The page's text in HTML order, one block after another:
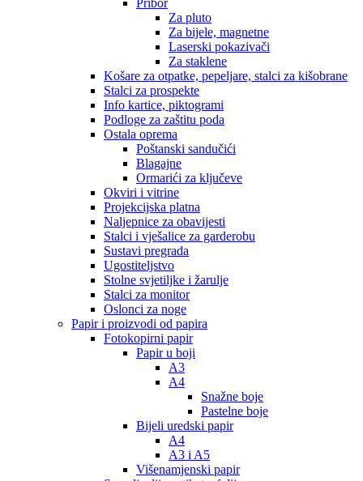
Pribor
Za pluto
Za bijele, magnetne
Laserski pokazivači
Za staklene
Košare za otpatke, pepeljare, stalci za kišobrane
Stalci za prospekte
Info kartice, piktogrami
Podloge za zaštitu poda
Ostala oprema
Poštanski sandučići
Blagajne
Ormarići za ključeve
Okviri i vitrine
Projekcijska platna
Naljepnice za obavijesti
Stalci i vješalice za garderobu
Sustavi pregrada
Ugostiteljstvo
Stolne svjetiljke i žarulje
Stalci za monitor
Oslonci za noge
Papir i proizvodi od papira
Fotokopirni papir
Papir u boji
A3
A4
Snažne boje
Pastelne boje
Bijeli uredski papir
A4
A3 i A5
Višenamjenski papir